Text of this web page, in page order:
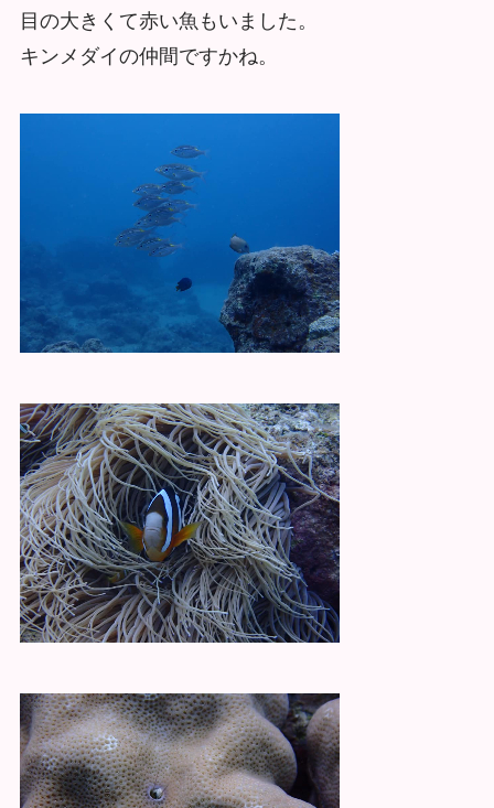
目の大きくて赤い魚もいました。
キンメダイの仲間ですかね。